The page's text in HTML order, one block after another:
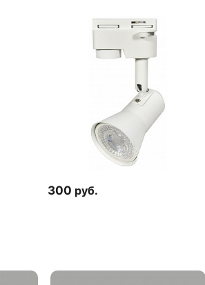
300 руб.